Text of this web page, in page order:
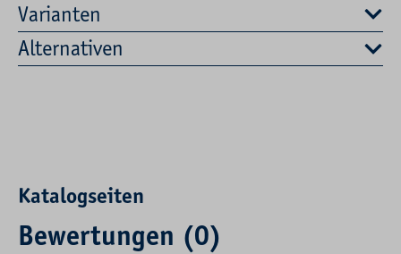
Varianten
Alternativen
Katalogseiten
Bewertungen (0)